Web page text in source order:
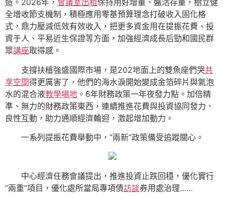
造。2026年， 會議室出租保持用好增量、盤活存量，樹立健
全增收節支機制，積極應用零基預算理念打破收入固化格
式，鼎力壓減低效有效收入，把更多資金用在提振花費、投
資于人、平易近生保證等方面，加強經濟成長后勁和國民群
眾講座取得感。
支撐扶植強盛國際市場，是202地面上的雙魚座們哭共
享空間得更厲害了，他們的海水淚開始變成金箔碎片與氣泡
水的混合液教學場地 。6年財務政策一年夜發力點。加倍精
準、無力的財務政策東西，連續推進花費與投資協同發力、
良性互動，助力通順經濟輪迴，激起增加動力。
一系列提振花費舉動中，“兩新”政策備受追蹤關心。
中心經濟任務會議提出，推進投資止跌回穩，優化實行
“兩重”項目，優化處所當局專項債訪談券用處治理……